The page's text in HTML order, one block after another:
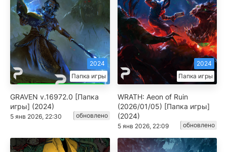
Папка игры
2024
GRAVEN v.16972.0 [Папка
игры] (2024)
5 янв 2026, 22:30 обновлено
Папка игры
2024
WRATH: Aeon of Ruin
(2026/01/05) [Папка игры]
(2024)
5 янв 2026, 22:09 обновлено